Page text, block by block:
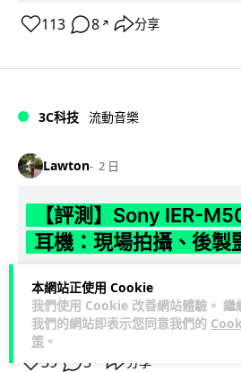
本網站正使用 Cookie
我們使用 Cookie 改善網站體驗。 繼
我們的網站即表示您同意我們的
策 。
113 8 ↗ 分享
3C科技 流動音樂
Lawton 2 日
【評測】Sony IER-
耳機：現場拍攝、後製
談到專業混音專用的聲音監聽耳機，
MDR-M1 專業錄音室耳機都為人熟悉
意影像製作... 閱讀全文
39 5 ↗ 分享